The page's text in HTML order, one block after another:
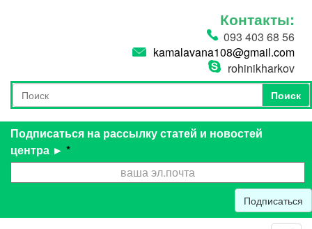
Контакты:
093 403 68 56
kamalavana108@gmail.com
rohinikharkov
Форма поиска
Поиск
Поиск
Подписаться на рассылку статей и новостей
центра ► *
Подписаться